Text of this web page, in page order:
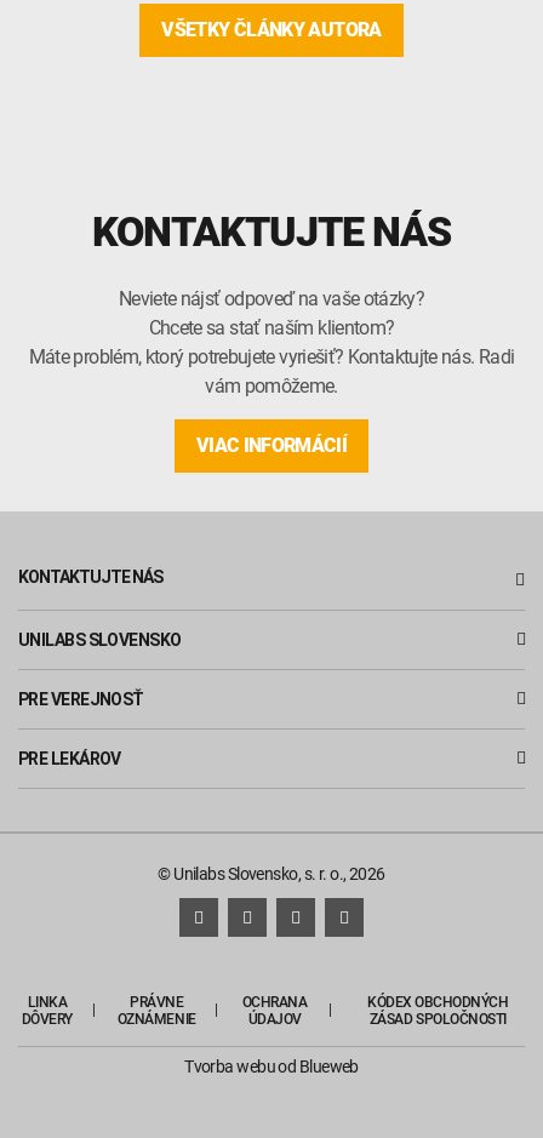
VŠETKY ČLÁNKY AUTORA
KONTAKTUJTE NÁS
Neviete nájsť odpoveď na vaše otázky?
Chcete sa stať naším klientom?
Máte problém, ktorý potrebujete vyriešiť? Kontaktujte nás. Radi
vám pomôžeme.
VIAC INFORMÁCIÍ
KONTAKTUJTE NÁS
UNILABS SLOVENSKO
PRE VEREJNOSŤ
PRE LEKÁROV
© Unilabs Slovensko, s. r. o., 2026
LINKA
DÔVERY
PRÁVNE
OZNÁMENIE
OCHRANA
ÚDAJOV
KÓDEX OBCHODNÝCH
ZÁSAD SPOLOČNOSTI
Tvorba webuod Blueweb